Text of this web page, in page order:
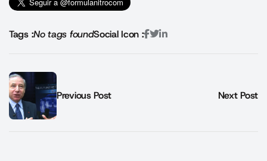
Tags :No tags foundSocial Icon :
Previous Post Next Post